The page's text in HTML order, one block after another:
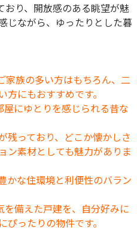
り、開放感のある眺望が魅
じながら、ゆったりとした暮
家族の多い方はもちろん、二
にもおすすめです。
にゆとりを感じられる昔な
残っており、どこか懐かしさ
ン素材としても魅力がありま
かな住環境と利便性のバラン
備えた戸建を、自分好みに
ったりの物件です。